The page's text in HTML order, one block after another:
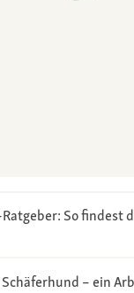
So findest
– ein